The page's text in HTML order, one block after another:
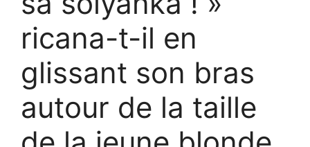
ricana-t-il en
glissant son bras
autour de la taille